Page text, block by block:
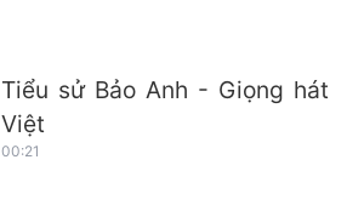
Tiểu sử Bảo Anh - Giọng hát
Việt
00:21